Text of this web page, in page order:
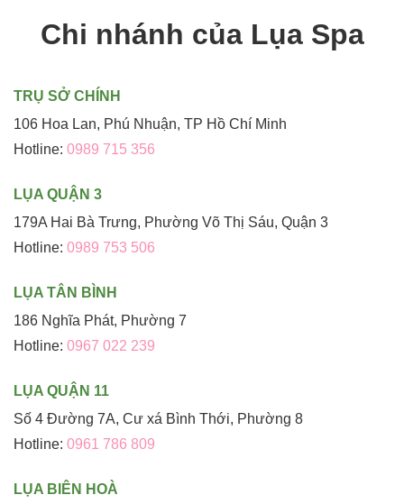
Chi nhánh của Lụa Spa
TRỤ SỞ CHÍNH
106 Hoa Lan, Phú Nhuận, TP Hồ Chí Minh
Hotline: 0989 715 356
LỤA QUẬN 3
179A Hai Bà Trưng, Phường Võ Thị Sáu, Quận 3
Hotline: 0989 753 506
LỤA TÂN BÌNH
186 Nghĩa Phát, Phường 7
Hotline: 0967 022 239
LỤA QUẬN 11
Số 4 Đường 7A, Cư xá Bình Thới, Phường 8
Hotline: 0961 786 809
LỤA BIÊN HOÀ